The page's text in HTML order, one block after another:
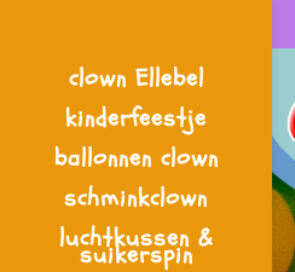
clown Ellebel
kinderfeestje
ballonnen clown
schminkclown
luchtkussen &
suikerspin